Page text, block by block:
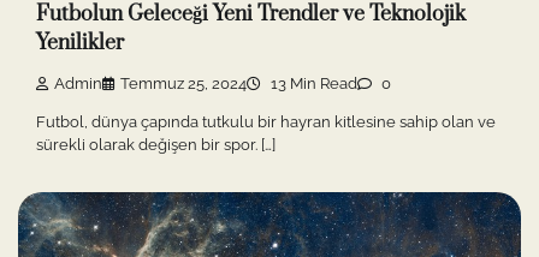
Futbolun Geleceği Yeni Trendler ve Teknolojik
Yenilikler
Admin Temmuz 25, 2024 13 Min Read 0
Futbol, dünya çapında tutkulu bir hayran kitlesine sahip olan ve
sürekli olarak değişen bir spor. […]